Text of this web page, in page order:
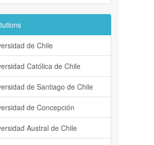
de Chile
Católica de Chile
de Santiago de Chile
de Concepción
Austral de Chile